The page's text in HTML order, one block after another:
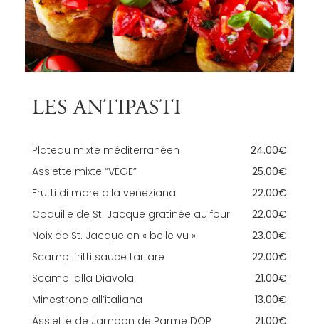
LES ANTIPASTI
Plateau mixte méditerranéen
24.00€
Assiette mixte “VEGE”
25.00€
Frutti di mare alla veneziana
22.00€
Coquille de St. Jacque gratinée au four
22.00€
Noix de St. Jacque en « belle vu »
23.00€
Scampi fritti sauce tartare
22.00€
Scampi alla Diavola
21.00€
Minestrone all’italiana
13.00€
Assiette de Jambon de Parme DOP
21.00€